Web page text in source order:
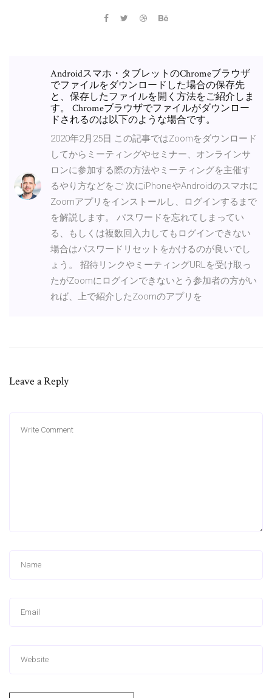
Androidスマホ・タブレットのChromeブラウザ
でファイルをダウンロードした場合の保存先
と、保存したファイルを開く方法をご紹介しま
す。 Chromeブラウザでファイルがダウンロー
ドされるのは以下のような場合です。
2020年2月25日 この記事ではZoomをダウンロード
してからミーティングやセミナー、オンラインサ
ロンに参加する際の方法やミーティングを主催す
るやり方などをご 次にiPhoneやAndroidのスマホに
Zoomアプリをインストールし、ログインするまで
を解説します。 パスワードを忘れてしまってい
る、もしくは複数回入力してもログインできない
場合はパスワードリセットをかけるのが良いでし
ょう。 招待リンクやミーティングURLを受け取っ
たがZoomにログインできないとう参加者の方がい
れば、上で紹介したZoomのアプリを
Leave a Reply